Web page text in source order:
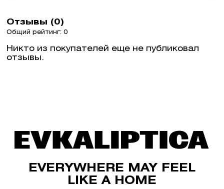
Отзывы (0)
Общий рейтинг: 0
Никто из покупателей еще не публиковал
отзывы.
EVERYWHERE MAY FEEL
LIKE A HOME